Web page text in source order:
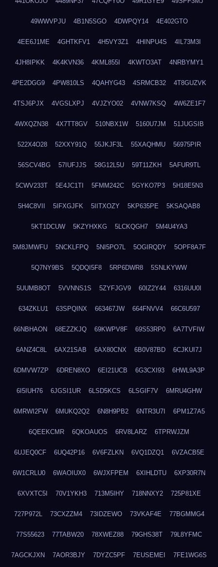
49WWVPJU 4B1N5SGO 4DWPQY14 4E402GTO
4EE6J1ME 4GHTKFV1 4H5VY3Z1 4HINPU4S 4IL73M3I
4JH8IPKK 4K4KVN36 4KML855I 4KWTO3AT 4NRBYMY1
4PE2DGG9 4PW810LS 4QAHYG43 4SRMCB32 4T8GUZVK
4TSJ6PJX 4VGSLXPJ 4VJZYO02 4VNW7KSQ 4W6ZE1F7
4WXQZN38 4X7TT8GV 510NBX1W 5160U7JM 51JUGSIB
522X4O28 52XXY91Q 55JKJF3L 55XAQHMU 56975PIR
56SCV4BG 57IUFJJS 58G12L5U 59T11ZKH 5AFUR9TL
5CWV233T 5E4JC1TI 5FMM242C 5GYKO7P3 5H18E5N3
5H4C8VII 5IFXGJFK 5IITXOZY 5KP635PE 5KSAQAB8
5KT1DCUW 5KZYHXKG 5LCKQGH7 5M4U4YA3
5M8JMWFU 5NCKLFPQ 5NI5PO7L 5OGIRQDY 5OPF8A7F
5Q7NY9BS 5QDQI5F8 5RP6DWR8 5SNLKYWW
5UUMB8OT 5VVNNS1S 5ZYFJGV9 60IZ2Y44 6316UU0I
634ZKLU1 63SPQINX 663467JW 664FNVV4 66C6U597
66NBHAON 68EZZKJQ 69KWPV8F 69S53RP0 6A7TVFIW
6ANZ4C8L 6AX21SAB 6AX80CNX 6B0V87BD 6CJKUI7J
6DMVW7ZP 6DREN8XO 6EI21UCB 6G3CXI93 6HWL9A3P
6I5IUH76 6JGSI1UR 6LSD5KCS 6LSGIF7V 6MRU4GHW
6MRWI2FW 6MUKQ2Q2 6N8H9PB2 6NTR3U7I 6PM1Z7A5
6QEEKCMR 6QKOAUOS 6RV8LARZ 6TPRWJZM
6UJEQ0CF 6UQ42P16 6V6FZLKN 6VQ1DZQ1 6VZACB5E
6W1CRLU0 6WAOIUX0 6WJXFPEM 6XIHLDTU 6XP30R7N
6XVXTC5I 70V1YKH3 713M5IHY 718NNXY2 725P81XE
727P972L 73CXZZM4 73IDZEWO 73VKAF4E 77BGMMG4
77S55623 77TABW20 78XWEZ88 79GHS38T 79L8YFMC
7AGCKJXN 7AOR3BJY 7DYZC5PF 7EUSEMEI 7FE1WG6S